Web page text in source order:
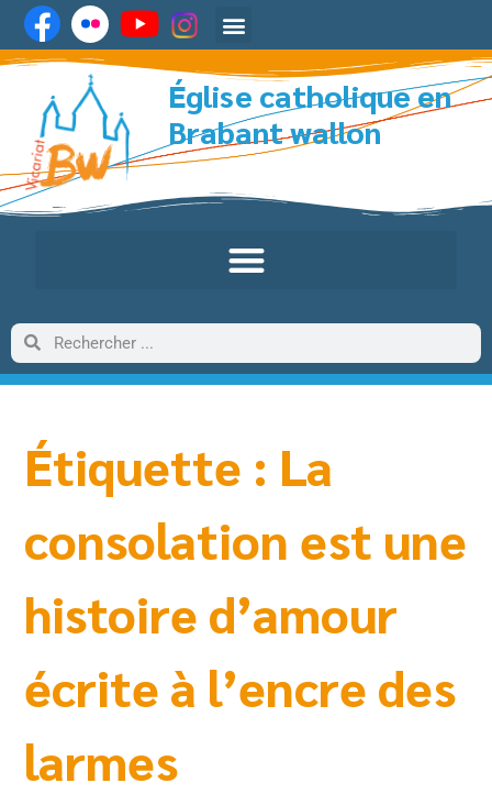
Église catholique en
Brabant wallon
Étiquette : La
consolation est une
histoire d’amour
écrite à l’encre des
larmes